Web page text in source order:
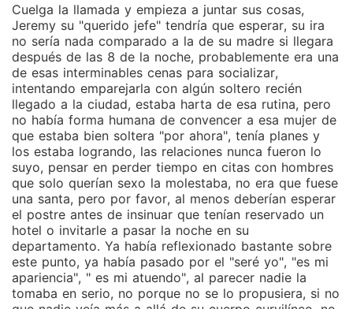
constante, quiero más noticias sobre mis novelas,
síganme en las redes sociales @marylundhautor
Cuelga la llamada y empieza a juntar sus cosas,
Jeremy su "querido jefe" tendría que esperar, su ira
no sería nada comparado a la de su madre si llegara
después de las 8 de la noche, probablemente era una
de esas interminables cenas para socializar,
intentando emparejarla con algún soltero recién
llegado a la ciudad, estaba harta de esa rutina, pero
no había forma humana de convencer a esa mujer de
que estaba bien soltera "por ahora", tenía planes y
los estaba logrando, las relaciones nunca fueron lo
suyo, pensar en perder tiempo en citas con hombres
que solo querían sexo la molestaba, no era que fuese
una santa, pero por favor, al menos deberían esperar
el postre antes de insinuar que tenían reservado un
hotel o invitarle a pasar la noche en su
departamento. Ya había reflexionado bastante sobre
este punto, ya había pasado por el "seré yo", "es mi
apariencia", " es mi atuendo", al parecer nadie la
tomaba en serio, no porque no se lo propusiera, si no